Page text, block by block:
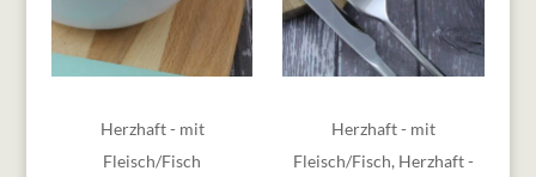
Herzhaft - mit
Fleisch/Fisch
Herzhaft - mit
Fleisch/Fisch, Herzhaft -